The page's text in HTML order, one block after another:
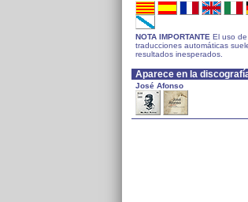
NOTA IMPORTANTE El uso de
traducciones automáticas
resultados inesperados.
Aparece en la
José Afonso